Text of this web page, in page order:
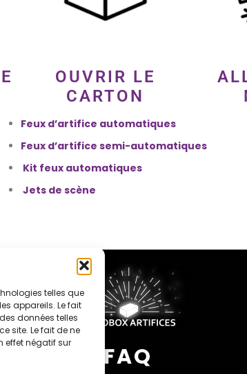
telles que
appareils. Le fait
données telles
site. Le fait de ne
effet négatif sur
OUVRIR LE
CARTON
Feux d’artifice automatiques
Feux d’artifice semi-automatiques
Kit feux automatiques
Jets de scène
FAQ